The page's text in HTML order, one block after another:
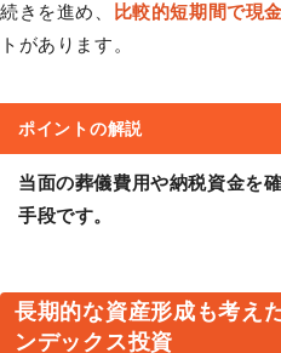
続きを進め、
比較的短期間で現
トがあります。
ポイントの解説
当面の葬儀費用や納税資金を
手段です。
長期的な資産形成も考え
ンデックス投資